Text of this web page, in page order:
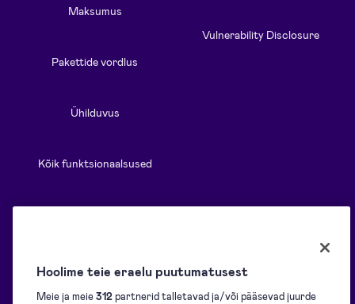
Maksumus
Pakettide vordlus
Ühilduvus
Kõik funktsionaalsused
Vulnerability Disclosure
Blogi Ülevaade
Hoolime teie eraelu puutumatusest
Meie ja meie312partnerid talletavad ja/või pääsevad juurde